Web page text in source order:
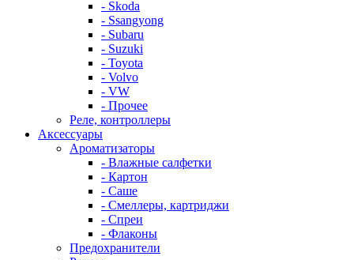
- Skoda
- Ssangyong
- Subaru
- Suzuki
- Toyota
- Volvo
- VW
- Прочее
Реле, контроллеры
Аксессуары
Ароматизаторы
- Влажные салфетки
- Картон
- Саше
- Смеллеры, картриджи
- Спреи
- Флаконы
Предохранители